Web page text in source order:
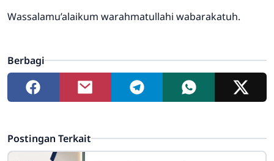
Wassalamu’alaikum warahmatullahi wabarakatuh.
Berbagi
Postingan Terkait